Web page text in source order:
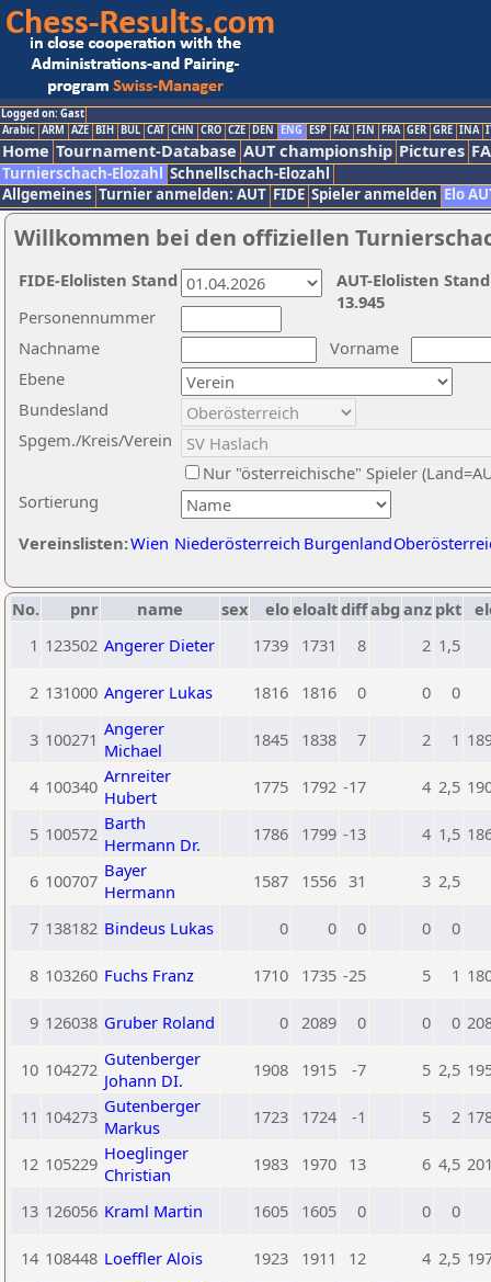
Logged on: Gast
Arabic ARM AZE BIH BUL CAT CHN CRO CZE DEN ENG ESP FAI FIN FRA GER GRE INA
Home Tournament-Database AUT championship Pictures
Turnierschach-Elozahl Schnellschach-Elozahl
Allgemeines Turnier anmelden: AUT FIDE Spieler anmelden Elo
Willkommen bei den offiziellen
Nachname
Vorname
Ebene
Sortierung
Personennummer
Bundesland
Spgem./Kreis/Verein
Nur "österreichische" Spieler
Vereinslisten:Wien Niederösterreich Burgenland
AUT-Elolisten
13.945
FIDE-Elolisten Stand
No. pnr name sex eloeloaltdiffabg anz pkt
1 123502 Angerer Dieter 1739 1731 8 2 1,5
2 131000 Angerer Lukas 1816 1816 0 0 0
3 100271 Angerer
Michael
1845 1838 7 2 1
4 100340 Arnreiter
Hubert
1775 1792 -17 4 2,5
5 100572 Barth
Hermann Dr.
1786 1799 -13 4 1,5
6 100707 Bayer
Hermann
1587 1556 31 3 2,5
7 138182 Bindeus Lukas 0 0 0 0 0
8 103260 Fuchs Franz 1710 1735 -25 5 1
9 126038 Gruber Roland 0 2089 0 0 0
10 104272 Gutenberger
Johann DI.
1908 1915 -7 5 2,5
11 104273 Gutenberger
Markus
1723 1724 -1 5 2
12 105229 Hoeglinger
Christian
1983 1970 13 6 4,5
13 126056 Kraml Martin 1605 1605 0 0 0
14 108448 Loeffler Alois 1923 1911 12 4 2,5